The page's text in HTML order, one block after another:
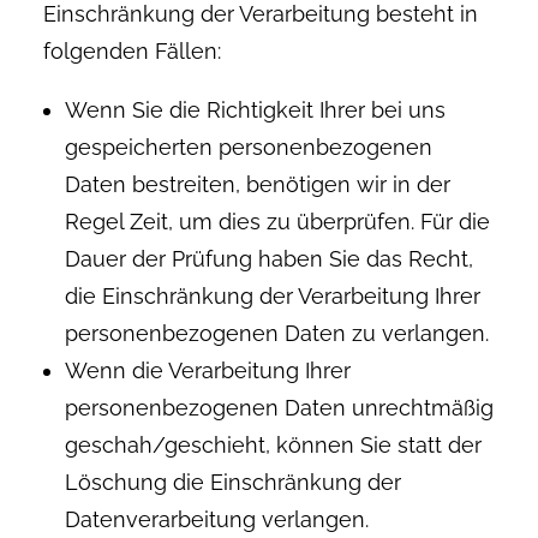
Einschränkung der Verarbeitung besteht in
folgenden Fällen:
Wenn Sie die Richtigkeit Ihrer bei uns
gespeicherten personenbezogenen
Daten bestreiten, benötigen wir in der
Regel Zeit, um dies zu überprüfen. Für die
Dauer der Prüfung haben Sie das Recht,
die Einschränkung der Verarbeitung Ihrer
personenbezogenen Daten zu verlangen.
Wenn die Verarbeitung Ihrer
personenbezogenen Daten unrechtmäßig
geschah/geschieht, können Sie statt der
Löschung die Einschränkung der
Datenverarbeitung verlangen.